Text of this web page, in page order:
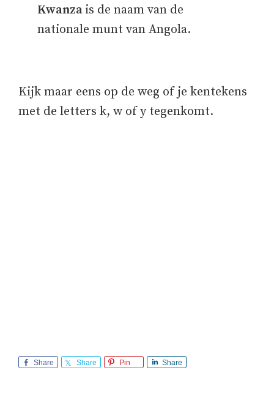
Kwanza is de naam van de
nationale munt van Angola.
Kijk maar eens op de weg of je kentekens
met de letters k, w of y tegenkomt.
Share Share Pin Share